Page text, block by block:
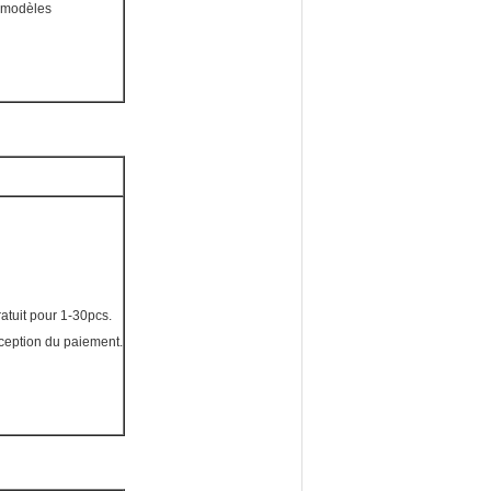
pour 1-30pcs.
du paiement.